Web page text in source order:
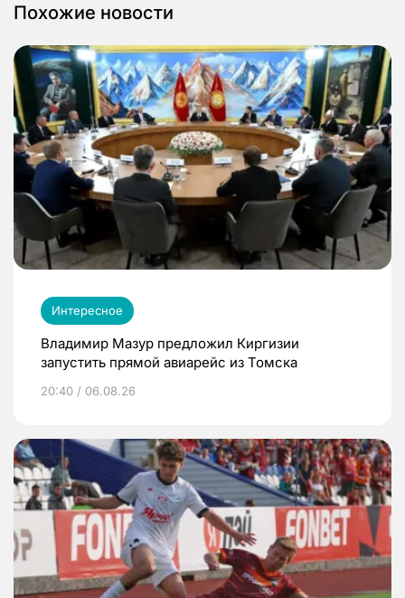
Похожие новости
Интересное
Владимир Мазур предложил Киргизии
запустить прямой авиарейс из Томска
20:40 / 06.08.26